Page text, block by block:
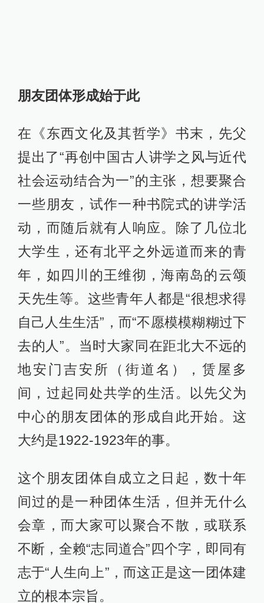
朋友团体形成始于此
在《东西文化及其哲学》书末，先父
提出了“再创中国古人讲学之风与近代
社会运动结合为一”的主张，想要聚合
一些朋友，试作一种书院式的讲学活
动，而随后就有人响应。除了几位北
大学生，还有北平之外远道而来的青
年，如四川的王维彻，海南岛的云颂
天先生等。这些青年人都是“很想求得
自己人生生活”，而“不愿模模糊糊过下
去的人”。当时大家同在距北大不远的
地安门吉安所（街道名），赁屋多
间，过起同处共学的生活。以先父为
中心的朋友团体的形成自此开始。这
大约是1922-1923年的事。
这个朋友团体自成立之日起，数十年
间过的是一种团体生活，但并无什么
会章，而大家可以聚合不散，或联系
不断，全赖“志同道合”四个字，即同有
志于“人生向上”，而这正是这一团体建
立的根本宗旨。